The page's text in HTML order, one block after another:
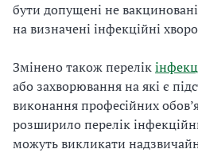
бути допущені не
на визначені інфекційні
Змінено також перелік
або захворювання на які є
виконання професійних
розширило перелік
можуть викликати